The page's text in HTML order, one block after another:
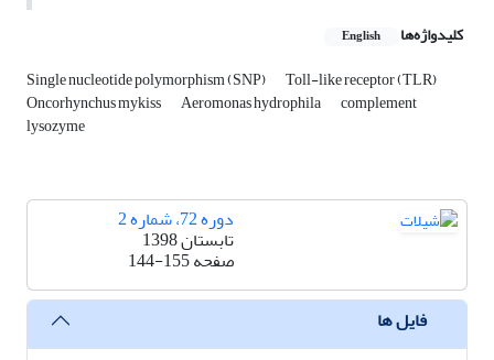
کلیدواژه‌ها English
Single nucleotide polymorphism (SNP) Toll-like receptor (TLR)
Oncorhynchus mykiss Aeromonas hydrophila complement
lysozyme
دوره 72، شماره 2
تابستان 1398
صفحه144-155
فایل ها